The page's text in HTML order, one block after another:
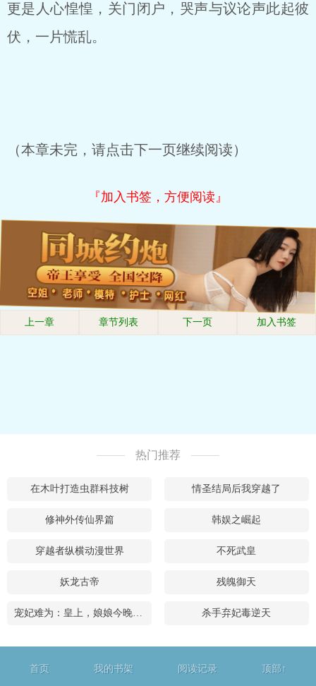
更是人心惶惶，关门闭户，哭声与议论声此起彼
伏，一片慌乱。
（本章未完，请点击下一页继续阅读）
『加入书签，方便阅读』
上一章 章节列表 下一页 加入书签
热门推荐
在木叶打造虫群科技树 情圣结局后我穿越了
修神外传仙界篇 韩娱之崛起
穿越者纵横动漫世界 不死武皇
妖龙古帝 残魄御天
宠妃难为：皇上，娘娘今晚不侍寝 杀手弃妃毒逆天
首页 我的书架 阅读记录 顶部↑